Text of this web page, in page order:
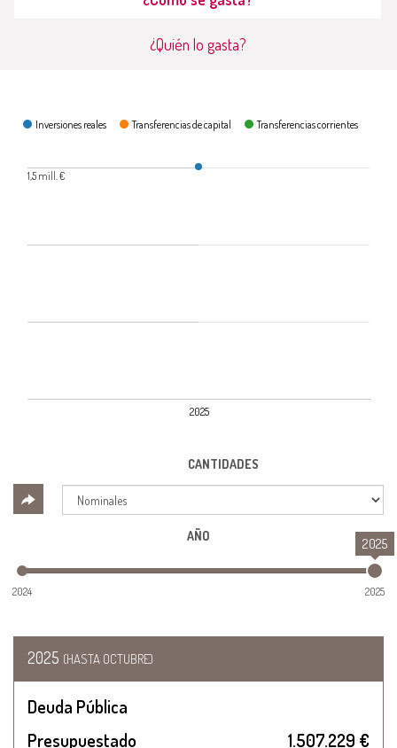
¿Quién lo gasta?
¿Cómo se gasta?
Inversiones reales Transferencias de capital Transferencias corrientes
2025
1,5 mill. €
CANTIDADES
AÑO 2025
2024 2025
2025 (HASTA OCTUBRE)
Deuda Pública
Presupuestado
1.507.229 €